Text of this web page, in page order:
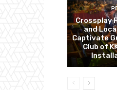
Crossplay
and
Captivate
Club of